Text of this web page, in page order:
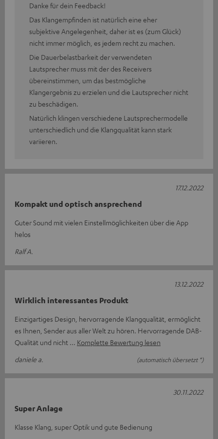
Danke für dein Feedback!
Das Klangempfinden ist natürlich eine eher
subjektive Angelegenheit, daher ist es (zum Glück)
nicht immer möglich, es jedem recht zu machen.
Die Dauerbelastbarkeit der verwendeten
Lautsprecher muss mit der des Receivers
übereinstimmen, um das bestmögliche
Klangergebnis zu erzielen und die Lautsprecher nicht
zu beschädigen.
Natürlich klingen verschiedene Lautsprechermodelle
unterschiedlich und die Klangqualität kann stark
variieren.
Kompakt und optisch ansprechend
Guter Sound mit vielen Einstellmöglichkeiten über die App
helos
Ralf A.
17.12.2022
Wirklich interessantes Produkt
Einzigartiges Design, hervorragende Klangqualität, ermöglicht
es Ihnen, Sender aus aller Welt zu hören. Hervorragende DAB-
Qualität und nicht
Komplette Bewertung lesen
daniele a.
(automatisch übersetzt *)
13.12.2022
Super Anlage
Klasse Klang, super Optik und gute Bedienung
30.11.2022